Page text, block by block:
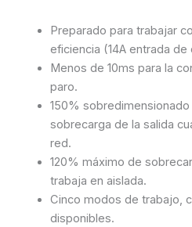
Preparado para trabajar
eficiencia (14A entrada
Menos de 10ms para la
paro.
150% sobredimensionado
sobrecarga de la salida
red.
120% máximo de
trabaja en aislada.
Cinco modos de trabajo,
disponibles.